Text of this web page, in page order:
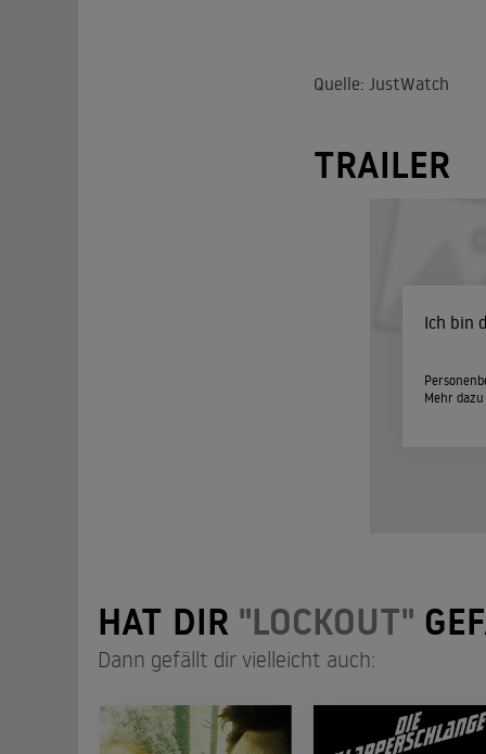
Quelle: JustWatch
TRAILER
Ich bin
Mehr
HAT DIR "LOCKOUT"
Dann gefällt dir vielleicht auch: